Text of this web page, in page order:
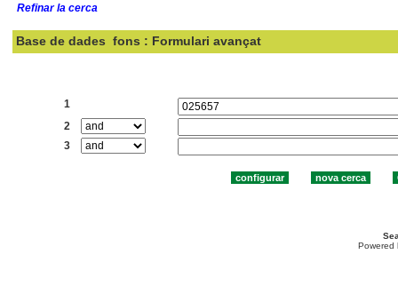
Refinar la cerca
Base de dades fons : Formulari avançat
1
2
3